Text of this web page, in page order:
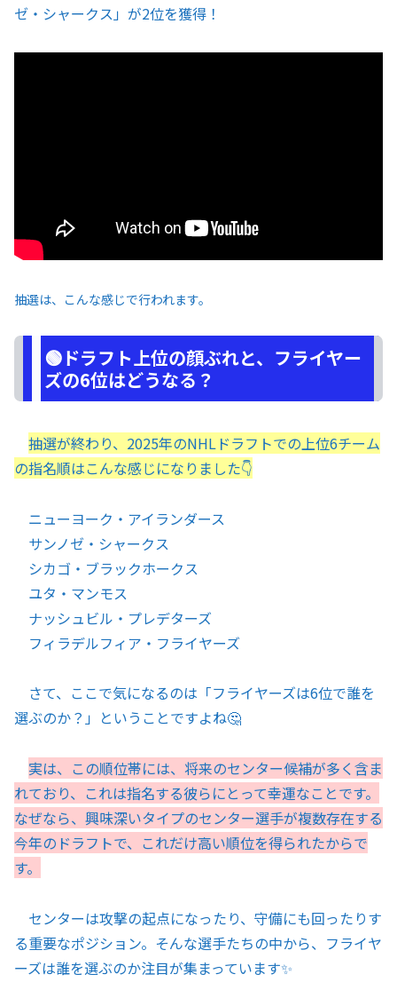
ゼ・シャークス」が2位を獲得！
抽選は、こんな感じで行われます。
🟢ドラフト上位の顔ぶれと、フライヤー
ズの6位はどうなる？
抽選が終わり、2025年のNHLドラフトでの上位6チーム
の指名順はこんな感じになりました👇
ニューヨーク・アイランダース
サンノゼ・シャークス
シカゴ・ブラックホークス
ユタ・マンモス
ナッシュビル・プレデターズ
フィラデルフィア・フライヤーズ
さて、ここで気になるのは「フライヤーズは6位で誰を
選ぶのか？」ということですよね🤔
実は、この順位帯には、将来のセンター候補が多く含ま
れており、これは指名する彼らにとって幸運なことです。
なぜなら、興味深いタイプのセンター選手が複数存在する
今年のドラフトで、これだけ高い順位を得られたからで
す。
センターは攻撃の起点になったり、守備にも回ったりす
る重要なポジション。そんな選手たちの中から、フライヤ
ーズは誰を選ぶのか注目が集まっています✨